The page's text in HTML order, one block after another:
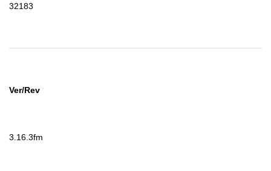
32183
Ver/Rev
3.16.3fm